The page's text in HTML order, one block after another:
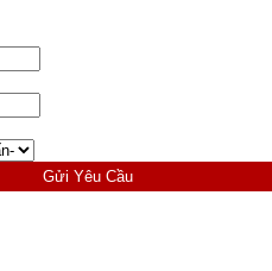
Gửi Yêu Cầu